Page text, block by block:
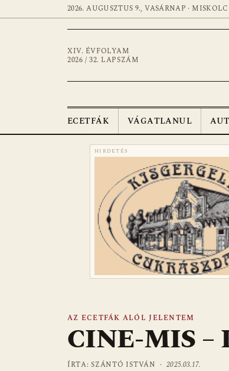
2026. AUGUSZTUS 9., VASÁRNAP ·
XIV. ÉVFOLYAM
2026 / 32. LAPSZÁM
ECETFÁK VÁGATLANUL
HIRDETÉS
AZ ECETFÁK ALÓL JELENTEM
CINE-MIS –
ÍRTA: SZÁNTÓ ISTVÁN ·2025.03.17.